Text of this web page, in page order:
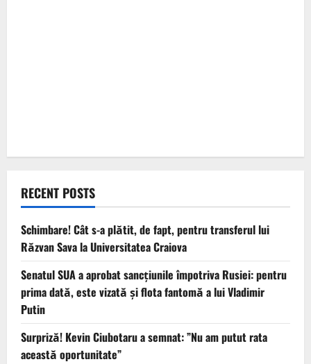
RECENT POSTS
Schimbare! Cât s-a plătit, de fapt, pentru transferul lui
Răzvan Sava la Universitatea Craiova
Senatul SUA a aprobat sancțiunile împotriva Rusiei: pentru
prima dată, este vizată și flota fantomă a lui Vladimir
Putin
Surpriză! Kevin Ciubotaru a semnat: ”Nu am putut rata
această oportunitate”